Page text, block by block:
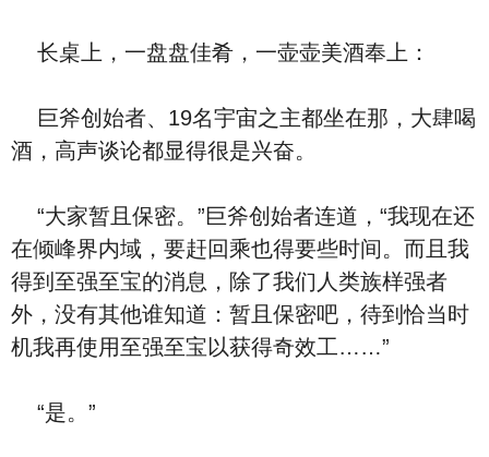
长桌上，一盘盘佳肴，一壶壶美酒奉上：
巨斧创始者、19名宇宙之主都坐在那，大肆喝
酒，高声谈论都显得很是兴奋。
“大家暂且保密。”巨斧创始者连道，“我现在还
在倾峰界内域，要赶回乘也得要些时间。而且我
得到至强至宝的消息，除了我们人类族样强者
外，没有其他谁知道：暂且保密吧，待到恰当时
机我再使用至强至宝以获得奇效工……”
“是。”